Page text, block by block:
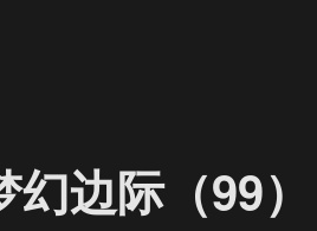
幻边际（99）